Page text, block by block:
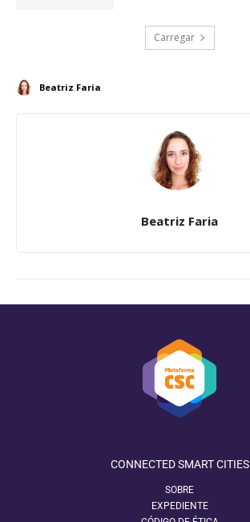
Carregar
Beatriz Faria
Beatriz Faria
CONNECTED SMART CITIES
SOBRE
EXPEDIENTE